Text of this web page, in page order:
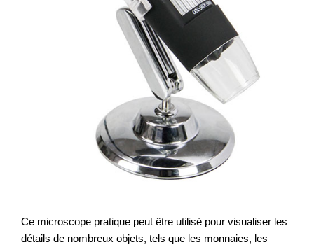
Ce microscope pratique peut être utilisé pour visualiser les
détails de nombreux objets, tels que les monnaies, les